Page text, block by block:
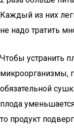
Каждый из них
не надо тратить
Чтобы устранить
микроорганизмы,
обязательной
плода
то продукт